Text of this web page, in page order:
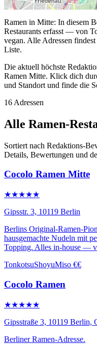
Ramen in Mitte: In diesem
Restaurants erfasst — von
vegan. Alle Adressen
Liste.
Die aktuell höchste
Ramen Mitte. Klick dich
und Standort und finde die
16 Adressen
Alle Ramen-
Sortiert nach Redaktions-
Details, Bewertungen und
Cocolo Ramen Mitte
★★★★★
Gipsstr. 3, 10119 Berlin
Berlins Original-Ramen-
hausgemachte Nudeln mit
Topping. Alles in-house —
TonkotsuShoyuMiso €€
Cocolo Ramen
★★★★★
Gipsstraße 3, 10119 Berlin,
Berliner Ramen-Adresse.